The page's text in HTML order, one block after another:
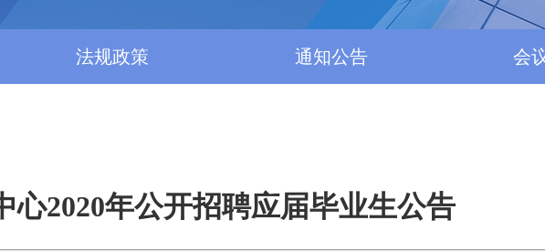
法规政策 通知公告 会
2020年公开招聘应届毕业生公告